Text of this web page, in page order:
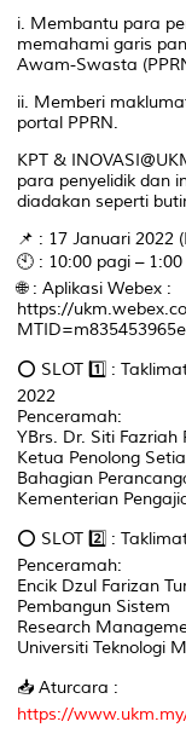
i. Membantu para
memahami garis
Awam-Swasta
ii. Memberi
portal PPRN.
KPT &
para penyelidik dan
diadakan seperti
📌 : 17 Januari 2022
🕙 : 10:00 pagi –
🌐 : Aplikasi Webex :
https://
⭕ SLOT 1️⃣ :
2022
Penceramah:
YBrs. Dr. Siti
Ketua Penolong
Bahagian
Kementerian
⭕ SLOT 2️⃣ :
Penceramah:
Encik Dzul Farizan
Pembangun Sistem
Research
Universiti Teknologi
📥 Aturcara :
https://